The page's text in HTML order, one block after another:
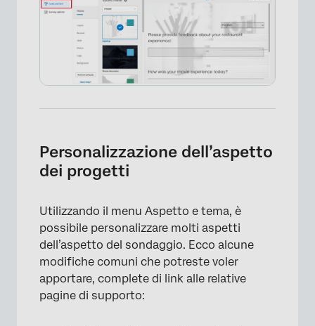
Personalizzazione dell’aspetto
dei progetti
Utilizzando il menu Aspetto e tema, è
possibile personalizzare molti aspetti
dell’aspetto del sondaggio. Ecco alcune
modifiche comuni che potreste voler
apportare, complete di link alle relative
pagine di supporto: